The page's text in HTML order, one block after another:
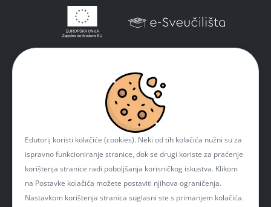
Edutorij koristi kolačiće (cookies). Neki od tih kolačića nužni su za
ispravno funkcioniranje stranice, dok se drugi koriste za praćenje
korištenja stranice radi poboljšanja korisničkog iskustva. Klikom
na Postavke kolačića možete postaviti njihova ograničenja.
Nastavkom korištenja stranica suglasni ste s primanjem kolačića.